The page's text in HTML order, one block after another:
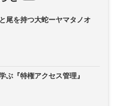
尾を持つ大蛇ーヤマタノオ
ぶ『特権アクセス管理』